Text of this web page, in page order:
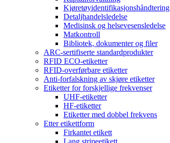
Kjøretøyidentifikasjonshåndtering
Detaljhandelsledelse
Medisinsk og helsevesensledelse
Matkontroll
Bibliotek, dokumenter og filer
ARC-sertifiserte standardprodukter
RFID ECO-etiketter
RFID-overførbare etiketter
Anti-forfalskning av skjøre etiketter
Etiketter for forskjellige frekvenser
UHF-etiketter
HF-etiketter
Etiketter med dobbel frekvens
Etter etikettform
Firkantet etikett
Lang stripeetikett